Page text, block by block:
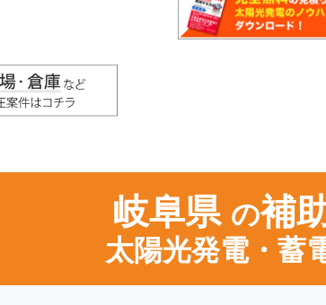
岐阜県 の補
太陽光発電・蓄